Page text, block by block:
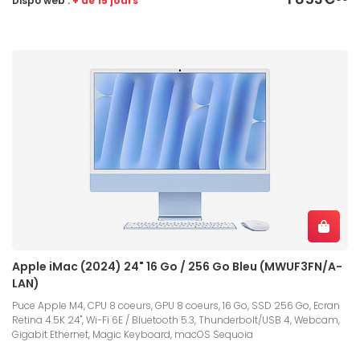
Apple iMac (2024) 24" 16 Go / 256 Go Bleu (MWUF3FN/A-
LAN)
Puce Apple M4, CPU 8 coeurs, GPU 8 coeurs, 16 Go, SSD 256 Go, Ecran
Retina 4.5K 24", Wi-Fi 6E / Bluetooth 5.3, Thunderbolt/USB 4, Webcam,
Gigabit Ethernet, Magic Keyboard, macOS Sequoia